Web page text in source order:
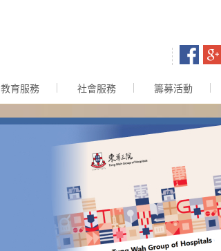
教育服務 社會服務 籌募活動